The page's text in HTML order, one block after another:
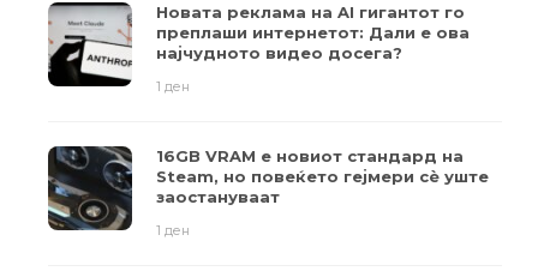
Новата реклама на AI гигантот го
преплаши интернетот: Дали е ова
најчудното видео досега?
1 ден
16GB VRAM е новиот стандард на
Steam, но повеќето гејмери ​​сè уште
заостануваат
1 ден